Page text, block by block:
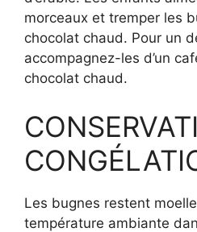
morceaux et tremper les
chocolat chaud. Pour un
accompagnez-les d’un
chocolat chaud.
Les bugnes restent
température ambiante